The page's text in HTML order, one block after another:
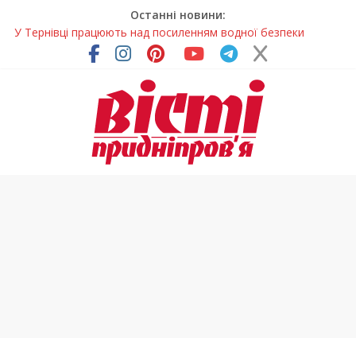
Останні новини:
У Тернівці працюють над посиленням водної безпеки
На Дніпропетровщині різко зросла кількість пожеж в
У Самарі провели незвичайний майстер-клас
Світлові рішення майстрів із Дніпра визнали найкращими в
Засинання після півночі може негативно впливати на